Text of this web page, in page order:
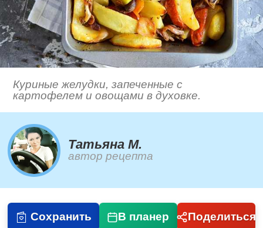
Куриные желудки, запеченные с
картофелем и овощами в духовке.
Татьяна М.
автор рецепта
Сохранить В планер Поделиться